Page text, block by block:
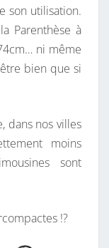
son utilisation.
Parenthèse à
ni même
bien que si
dans nos villes
moins
sont
!?